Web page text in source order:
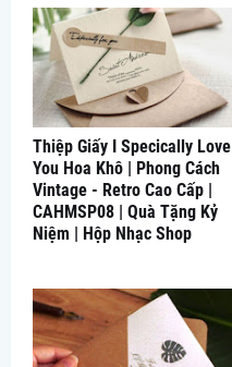
Thiệp Giấy I Specically Love
You Hoa Khô | Phong Cách
Vintage - Retro Cao Cấp |
CAHMSP08 | Quà Tặng Kỷ
Niệm | Hộp Nhạc Shop